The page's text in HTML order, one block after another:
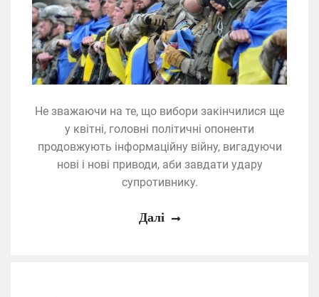
Не зважаючи на те, що вибори закінчилися ще
у квітні, головні політичні опоненти
продовжують інформаційну війну, вигадуючи
нові і нові приводи, аби завдати удару
супротивнику.
Далі